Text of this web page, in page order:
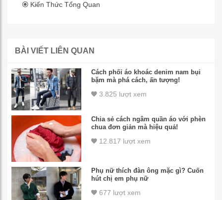
Kiến Thức Tổng Quan
BÀI VIẾT LIÊN QUAN
Cách phối áo khoác denim nam bụi
bặm mà phá cách, ấn tượng!
3.825 lượt xem
Chia sẻ cách ngâm quần áo với phèn
chua đơn giản mà hiệu quả!
12.817 lượt xem
Phụ nữ thích đàn ông mặc gì? Cuốn
hút chị em phụ nữ
677 lượt xem